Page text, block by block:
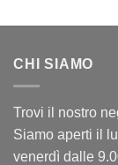
CHI SIAMO
Trovi il nostro
Siamo aperti il
venerdì dalle